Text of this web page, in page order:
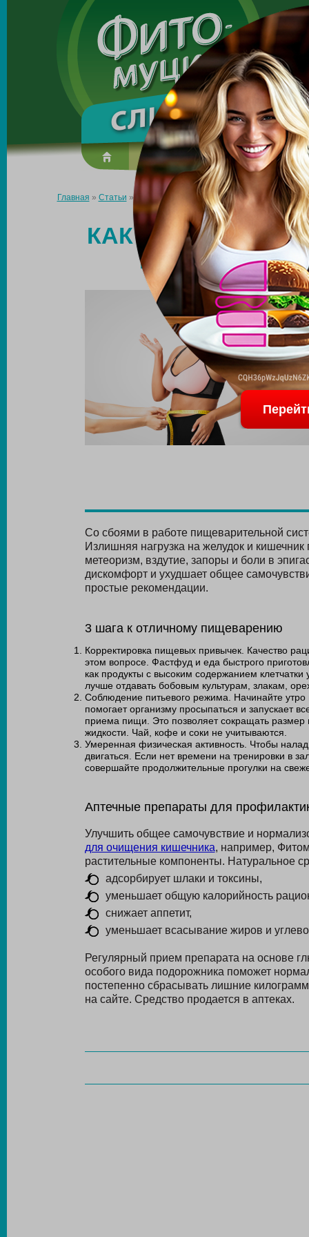
Made in the UK
О препарате Усиль эффект
Главная » Статьи »Как наладить пищеварение и работу
КАК НАЛАДИТЬ
КИШЕЧНИКА:
Со сбоями в работе пищеварительной
Излишняя нагрузка на желудок и
метеоризм, вздутие, запоры и боли в
дискомфорт и ухудшает общее
простые рекомендации.
3 шага к отличному пищеварению
Корректировка пищевых привычек. Качество
этом вопросе. Фастфуд и еда быстрого
как продукты с высоким содержанием
лучше отдавать бобовым культурам, злакам,
Соблюдение питьевого режима. Начинайте
помогает организму просыпаться и запускает
приема пищи. Это позволяет сокращать
жидкости. Чай, кофе и соки не учитываются.
Умеренная физическая активность. Чтобы
двигаться. Если нет времени на тренировки в
совершайте продолжительные прогулки на
Аптечные препараты для
Улучшить общее самочувствие и
для очищения кишечника, например,
растительные компоненты. Натуральное
адсорбирует шлаки и токсины,
уменьшает общую калорийность
снижает аппетит,
уменьшает всасывание жиров и
Регулярный прием препарата на основе
особого вида подорожника поможет
постепенно сбрасывать лишние
на сайте. Средство продается в аптеках.